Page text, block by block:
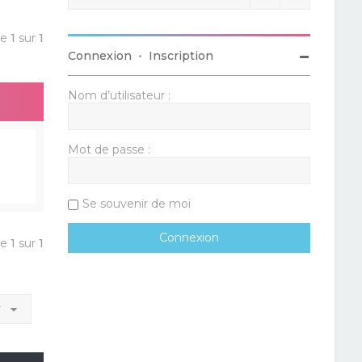
1 sur1
1 sur1
Connexion • Inscription
Nom d’utilisateur :
Mot de passe :
Se souvenir de moi